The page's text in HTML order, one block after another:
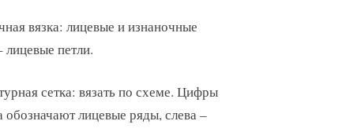
вязка: лицевые и изнаночные
лицевые петли.
сетка: вязать по схеме. Цифры
обозначают лицевые ряды, слева –